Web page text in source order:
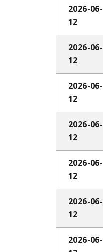
2026-06-
12
2026-06-
12
2026-06-
12
2026-06-
12
2026-06-
12
2026-06-
12
2026-06-